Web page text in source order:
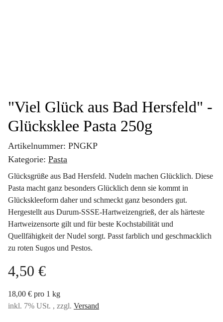
"Viel Glück aus Bad Hersfeld" -
Glücksklee Pasta 250g
Artikelnummer: PNGKP
Kategorie: Pasta
Glücksgrüße aus Bad Hersfeld. Nudeln machen Glücklich. Diese
Pasta macht ganz besonders Glücklich denn sie kommt in
Glückskleeform daher und schmeckt ganz besonders gut.
Hergestellt aus Durum-SSSE-Hartweizengrieß, der als härteste
Hartweizensorte gilt und für beste Kochstabilität und
Quellfähigkeit der Nudel sorgt. Passt farblich und geschmacklich
zu roten Sugos und Pestos.
4,50 €
18,00 € pro 1 kg
inkl. 7% USt. , zzgl. Versand